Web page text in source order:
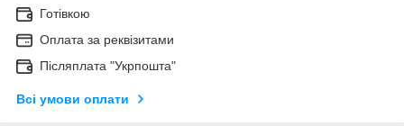
Готівкою
Оплата за реквізитами
Післяплата "Укрпошта"
Всі умови оплати